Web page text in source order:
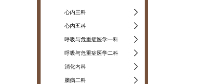
心内三科
心内五科
呼吸与危重症医学一科
呼吸与危重症医学二科
消化内科
脑病二科